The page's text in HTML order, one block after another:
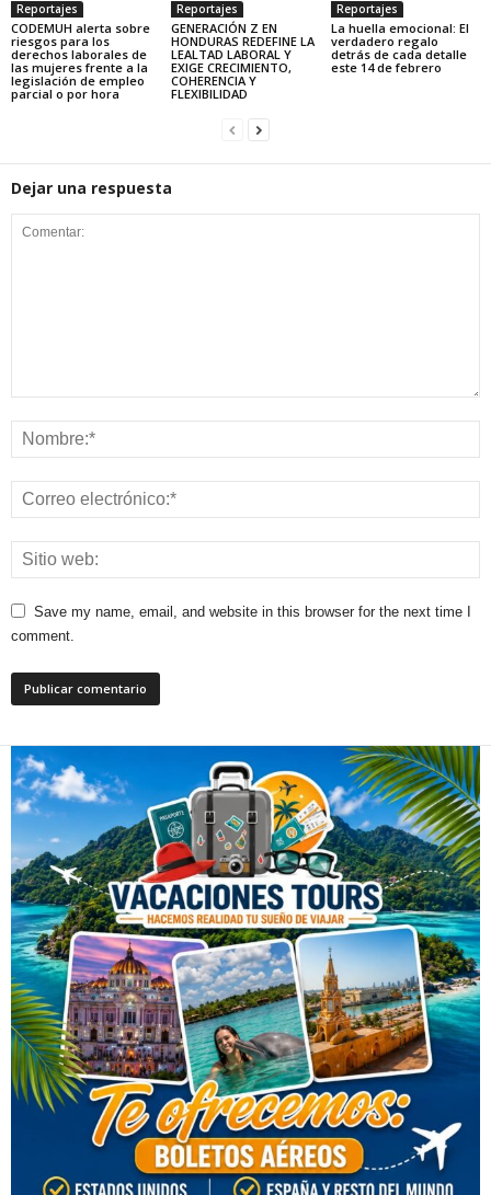
Reportajes
CODEMUH alerta sobre
riesgos para los
derechos laborales de
las mujeres frente a la
legislación de empleo
parcial o por hora
Reportajes
GENERACIÓN Z EN
HONDURAS REDEFINE LA
LEALTAD LABORAL Y
EXIGE CRECIMIENTO,
COHERENCIA Y
FLEXIBILIDAD
Reportajes
La huella emocional: El
verdadero regalo
detrás de cada detalle
este 14 de febrero
Dejar una respuesta
Save my name, email, and website in this browser for the next time I
comment.